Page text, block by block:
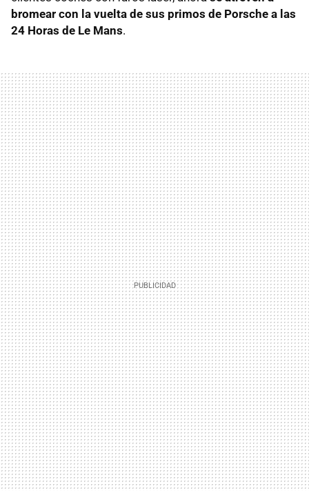
bromear con la vuelta de sus primos de Porsche a las
24 Horas de Le Mans.